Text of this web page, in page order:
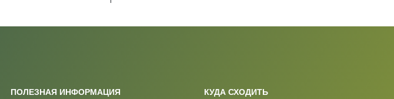
ПОЛЕЗНАЯ ИНФОРМАЦИЯ КУДА СХОДИТЬ